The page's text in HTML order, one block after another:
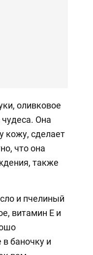
оливковое
Она
кожу, сделает
что она
также
и пчелиный
витамин Е и
баночку и